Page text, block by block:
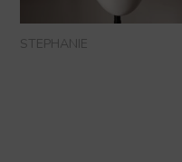
STEPHANIE